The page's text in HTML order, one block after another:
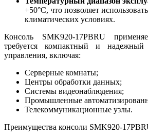
+50°C, что позволяет
климатических условиях.
Консоль SMK920-17PBRU
требуется компактный и
управления, включая:
Серверные комнаты;
Центры обработки данных;
Системы видеонаблюдения;
Промышленные
Телекоммуникационные узлы.
Преимущества консоли SMK920-